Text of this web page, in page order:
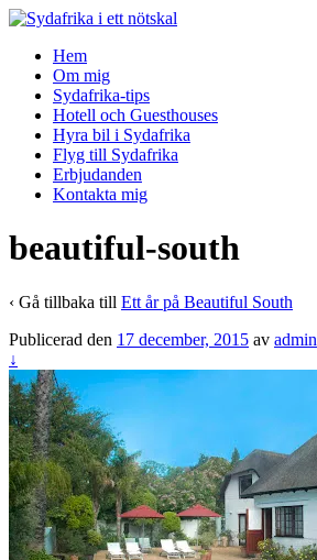
↓
Main
Content
Hem
Om mig
Sydafrika-tips
Hotell och Guesthouses
Hyra bil i Sydafrika
Flyg till Sydafrika
Erbjudanden
Kontakta mig
beautiful-south
‹ Gå tillbaka till Ett år på Beautiful South
Publicerad den 17 december, 2015 av admin
↓